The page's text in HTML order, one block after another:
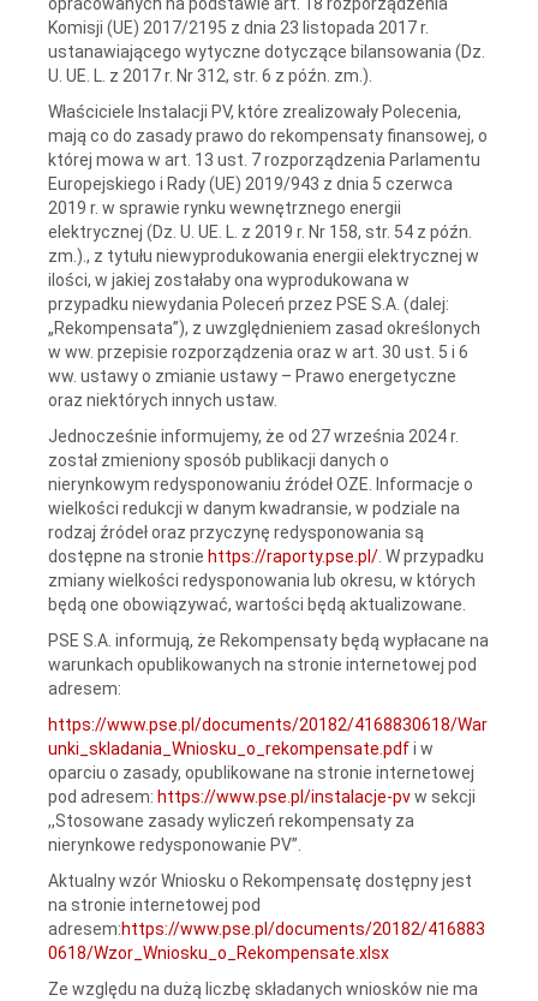
Komisji (UE) 2017/2195 z dnia 23 listopada 2017 r.
ustanawiającego wytyczne dotyczące bilansowania (Dz.
U. UE. L. z 2017 r. Nr 312, str. 6 z późn. zm.).
Właściciele Instalacji PV, które zrealizowały Polecenia,
mają co do zasady prawo do rekompensaty finansowej, o
której mowa w art. 13 ust. 7 rozporządzenia Parlamentu
Europejskiego i Rady (UE) 2019/943 z dnia 5 czerwca
2019 r. w sprawie rynku wewnętrznego energii
elektrycznej (Dz. U. UE. L. z 2019 r. Nr 158, str. 54 z późn.
zm.)., z tytułu niewyprodukowania energii elektrycznej w
ilości, w jakiej zostałaby ona wyprodukowana w
przypadku niewydania Poleceń przez PSE S.A. (dalej:
„Rekompensata”), z uwzględnieniem zasad określonych
w ww. przepisie rozporządzenia oraz w art. 30 ust. 5 i 6
ww. ustawy o zmianie ustawy – Prawo energetyczne
oraz niektórych innych ustaw.
Jednocześnie informujemy, że od 27 września 2024 r.
został zmieniony sposób publikacji danych o
nierynkowym redysponowaniu źródeł OZE. Informacje o
wielkości redukcji w danym kwadransie, w podziale na
rodzaj źródeł oraz przyczynę redysponowania są
dostępne na stronie https://raporty.pse.pl/ . W przypadku
zmiany wielkości redysponowania lub okresu, w których
będą one obowiązywać, wartości będą aktualizowane.
PSE S.A. informują, że Rekompensaty będą wypłacane na
warunkach opublikowanych na stronie internetowej pod
adresem:
https://www.pse.pl/documents/20182/4168830618/War
unki_skladania_Wniosku_o_rekompensate.pdfi w
oparciu o zasady, opublikowane na stronie internetowej
pod adresem: https://www.pse.pl/instalacje-pvw sekcji
,,Stosowane zasady wyliczeń rekompensaty za
nierynkowe redysponowanie PV”.
Aktualny wzór Wniosku o Rekompensatę dostępny jest
na stronie internetowej pod
adresem:https://www.pse.pl/documents/20182/416883
0618/Wzor_Wniosku_o_Rekompensate.xlsx
Ze względu na dużą liczbę składanych wniosków nie ma